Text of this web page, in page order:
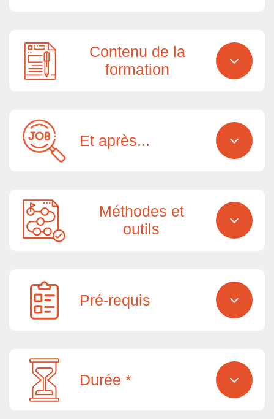
Contenu de la
formation
Et après...
Méthodes et
outils
Pré-requis
Durée *